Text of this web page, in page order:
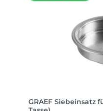
GRAEF Siebeinsatz